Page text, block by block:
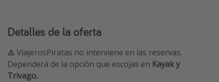
Detalles de la oferta
⚠️ViajerosPiratas no interviene en las reservas.
Dependerá de la opción que escojas en Kayak y
Trivago.